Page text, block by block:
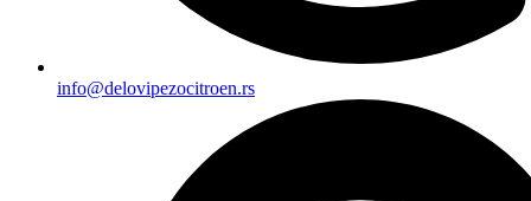
info@delovipezocitroen.rs